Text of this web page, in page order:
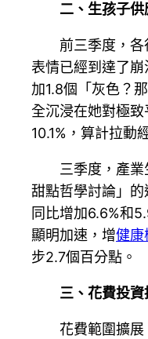
二、生孩子供
前三季度，
表情已經到達了
加1.8個「灰色？
全沉浸在她對極
10.1%，算計拉動
三季度，產
甜點哲學討論」
同比增加6.6%和
顯明加速，增健康
步2.7個百分點。
三、花費投
花費範圍擴